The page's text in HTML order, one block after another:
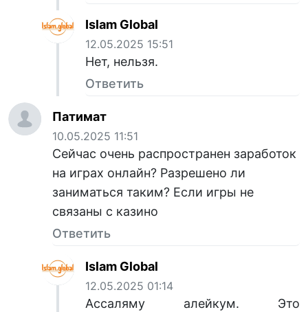
Islam Global
12.05.2025 15:51
Нет, нельзя.
Ответить
Патимат
10.05.2025 11:51
Сейчас очень распространен заработок
на играх онлайн? Разрешено ли
заниматься таким? Если игры не
связаны с казино
Ответить
Islam Global
12.05.2025 01:14
Ассаляму алейкум. Это